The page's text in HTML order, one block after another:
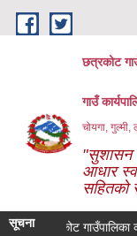
Skip to main content
छत्रकोट
गाउँ
चोयगा, गुल्मी,
"सुशासन
आधार
सहितको
सूचनाछत्रकोट गाउँपालिका